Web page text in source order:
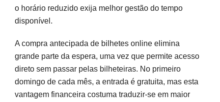
o horário reduzido exija melhor gestão do tempo
disponível.
A compra antecipada de bilhetes online elimina
grande parte da espera, uma vez que permite acesso
direto sem passar pelas bilheteiras. No primeiro
domingo de cada mês, a entrada é gratuita, mas esta
vantagem financeira costuma traduzir-se em maior